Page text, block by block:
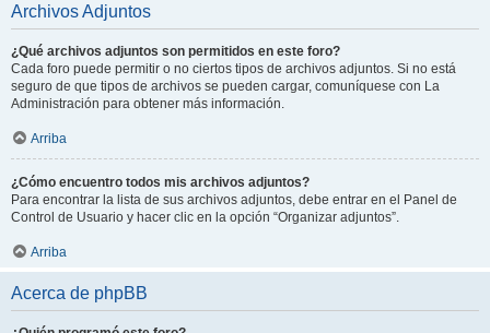
Archivos Adjuntos
¿Qué archivos adjuntos son permitidos en este foro?
Cada foro puede permitir o no ciertos tipos de archivos adjuntos. Si no está
seguro de que tipos de archivos se pueden cargar, comuníquese con La
Administración para obtener más información.
Arriba
¿Cómo encuentro todos mis archivos adjuntos?
Para encontrar la lista de sus archivos adjuntos, debe entrar en el Panel de
Control de Usuario y hacer clic en la opción “Organizar adjuntos”.
Arriba
Acerca de phpBB